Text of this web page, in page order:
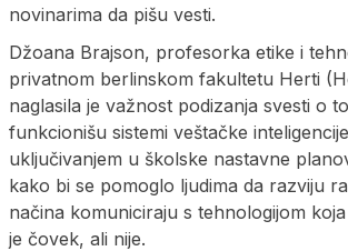
novinarima da pišu vesti.
Džoana Brajson, profesorka etike i
privatnom berlinskom fakultetu Herti
naglasila je važnost podizanja svesti o
funkcionišu sistemi veštačke
uključivanjem u školske nastavne
kako bi se pomoglo ljudima da razviju
načina komuniciraju s tehnologijom
je čovek, ali nije.